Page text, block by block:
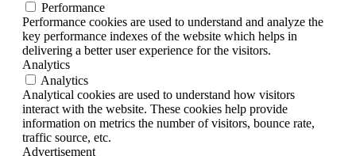
Performance
Performance cookies are used to understand and analyze the
key performance indexes of the website which helps in
delivering a better user experience for the visitors.
Analytics
Analytics
Analytical cookies are used to understand how visitors
interact with the website. These cookies help provide
information on metrics the number of visitors, bounce rate,
traffic source, etc.
Advertisement